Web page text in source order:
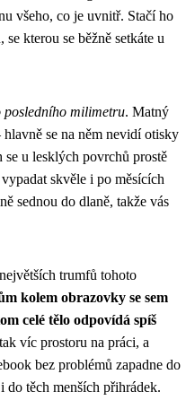
všeho, co je uvnitř. Stačí ho
kterou se běžně setkáte u
posledního milimetru. Matný
se na něm nevidí otisky
se u lesklých povrchů prostě
skvěle i po měsících
sednou do dlaně, takže vás
trumfů tohoto
kolem obrazovky se sem
celé tělo odpovídá spíš
víc prostoru na práci, a
bez problémů zapadne do
do těch menších přihrádek.